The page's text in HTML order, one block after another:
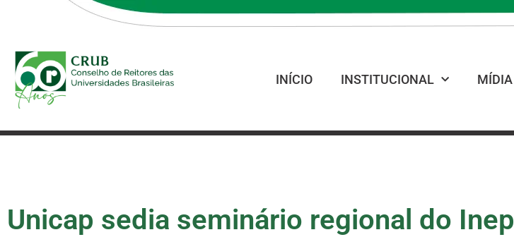
INÍCIO INSTITUCIONAL MÍDIA
Unicap sedia seminário regional do Inep